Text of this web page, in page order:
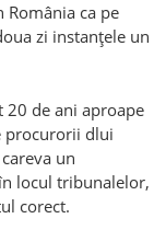
ca pe
zi instanțele un
20 de ani aproape
procurorii dlui
un
locul tribunalelor,
corect.